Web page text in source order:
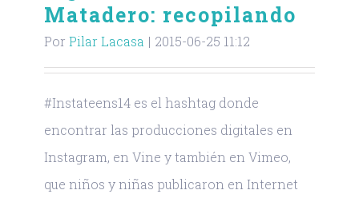
Matadero: recopilando
Por Pilar Lacasa | 2015-06-25 11:12
#Instateens14 es el hashtag donde
encontrar las producciones digitales en
Instagram, en Vine y también en Vimeo,
que niños y niñas publicaron en Internet